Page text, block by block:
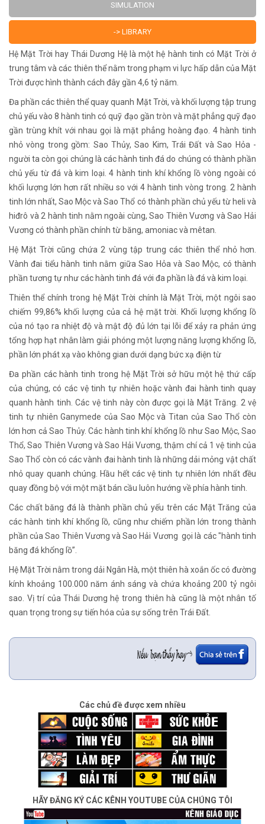
SIMULATION
-> LIBRARY
Hệ Mặt Trời hay Thái Dương Hệ là một hệ hành tinh có Mặt Trời ở
trung tâm và các thiên thể nằm trong phạm vi lực hấp dẫn của Mặt
Trời được hình thành cách đây gần 4,6 tỷ năm.
Đa phần các thiên thể quay quanh Mặt Trời, và khối lượng tập trung
chủ yếu vào 8 hành tinh có quỹ đạo gần tròn và mặt phẳng quỹ đạo
gần trùng khít với nhau gọi là mặt phẳng hoàng đạo. 4 hành tinh
nhỏ vòng trong gồm: Sao Thủy, Sao Kim, Trái Đất và Sao Hỏa -
người ta còn gọi chúng là các hành tinh đá do chúng có thành phần
chủ yếu từ đá và kim loại. 4 hành tinh khí khổng lồ vòng ngoài có
khối lượng lớn hơn rất nhiều so với 4 hành tinh vòng trong. 2 hành
tinh lớn nhất, Sao Mộc và Sao Thổ có thành phần chủ yếu từ heli và
hiđrô và 2 hành tinh nằm ngoài cùng, Sao Thiên Vương và Sao Hải
Vương có thành phần chính từ băng, amoniac và mêtan.
Hệ Mặt Trời cũng chứa 2 vùng tập trung các thiên thể nhỏ hơn.
Vành đai tiểu hành tinh nằm giữa Sao Hỏa và Sao Mộc, có thành
phần tương tự như các hành tinh đá với đa phần là đá và kim loại.
Thiên thể chính trong hệ Mặt Trời chính là Mặt Trời, một ngôi sao
chiếm 99,86% khối lượng của cả hệ mặt trời. Khối lượng khổng lồ
của nó tạo ra nhiệt độ và mật độ đủ lớn tại lõi để xảy ra phản ứng
tổng hợp hạt nhân làm giải phóng một lượng năng lượng khổng lồ,
phần lớn phát xạ vào không gian dưới dạng bức xạ điện từ
Đa phần các hành tinh trong hệ Mặt Trời sở hữu một hệ thứ cấp
của chúng, có các vệ tinh tự nhiên hoặc vành đai hành tinh quay
quanh hành tinh. Các vệ tinh này còn được gọi là Mặt Trăng. 2 vệ
tinh tự nhiên Ganymede của Sao Mộc và Titan của Sao Thổ còn
lớn hơn cả Sao Thủy. Các hành tinh khí khổng lồ như Sao Mộc, Sao
Thổ, Sao Thiên Vương và Sao Hải Vương, thậm chí cả 1 vệ tinh của
Sao Thổ còn có các vành đai hành tinh là những dải mỏng vật chất
nhỏ quay quanh chúng. Hầu hết các vệ tinh tự nhiên lớn nhất đều
quay đồng bộ với một mặt bán cầu luôn hướng về phía hành tinh.
Các chất băng đá là thành phần chủ yếu trên các Mặt Trăng của
các hành tinh khí khổng lồ, cũng như chiếm phần lớn trong thành
phần của Sao Thiên Vương và Sao Hải Vương gọi là các "hành tinh
băng đá khổng lồ”.
Hệ Mặt Trời nằm trong dải Ngân Hà, một thiên hà xoắn ốc có đường
kính khoảng 100.000 năm ánh sáng và chứa khoảng 200 tỷ ngôi
sao. Vị trí của Thái Dương hệ trong thiên hà cũng là một nhân tố
quan trọng trong sự tiến hóa của sự sống trên Trái Đất.
Các chủ đề được xem nhiều
HÃY ĐĂNG KÝ CÁC KÊNH YOUTUBE CỦA CHÚNG TÔI